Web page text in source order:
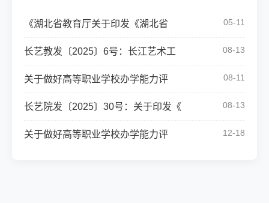
《湖北省教育厅关于印发《湖北省 05-11
长艺教发〔2025〕6号：长江艺术工 08-13
关于做好高等职业学校办学能力评 08-11
长艺院发〔2025〕30号：关于印发《 08-13
关于做好高等职业学校办学能力评 12-18